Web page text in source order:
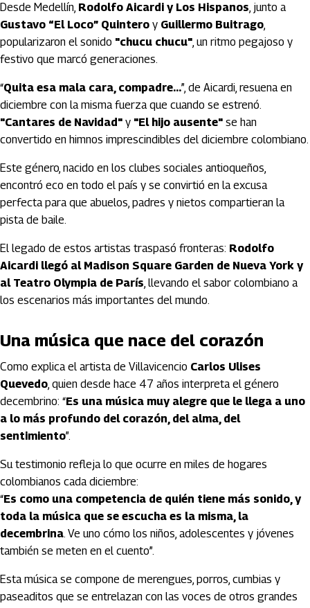
Desde Medellín, Rodolfo Aicardi y Los Hispanos, junto a
Gustavo “El Loco” Quintero y Guillermo Buitrago,
popularizaron el sonido "chucu chucu", un ritmo pegajoso y
festivo que marcó generaciones.
“Quita esa mala cara, compadre…”, de Aicardi, resuena en
diciembre con la misma fuerza que cuando se estrenó.
"Cantares de Navidad" y "El hijo ausente" se han
convertido en himnos imprescindibles del diciembre colombiano.
Este género, nacido en los clubes sociales antioqueños,
encontró eco en todo el país y se convirtió en la excusa
perfecta para que abuelos, padres y nietos compartieran la
pista de baile.
El legado de estos artistas traspasó fronteras: Rodolfo
Aicardi llegó al Madison Square Garden de Nueva York y
al Teatro Olympia de París, llevando el sabor colombiano a
los escenarios más importantes del mundo.
Una música que nace del corazón
Como explica el artista de Villavicencio Carlos Ulises
Quevedo, quien desde hace 47 años interpreta el género
decembrino: “Es una música muy alegre que le llega a uno
a lo más profundo del corazón, del alma, del
sentimiento”.
Su testimonio refleja lo que ocurre en miles de hogares
colombianos cada diciembre:
“Es como una competencia de quién tiene más sonido, y
toda la música que se escucha es la misma, la
decembrina. Ve uno cómo los niños, adolescentes y jóvenes
también se meten en el cuento”.
Esta música se compone de merengues, porros, cumbias y
paseaditos que se entrelazan con las voces de otros grandes